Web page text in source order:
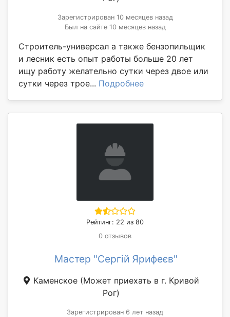
Зарегистрирован 10 месяцев назад
Был на сайте 10 месяцев назад
Строитель-универсал а также бензопильщик
и лесник есть опыт работы больше 20 лет
ищу работу желательно сутки через двое или
сутки через трое... Подробнее
Рейтинг: 22 из 80
0 отзывов
Мастер "Сергій Ярифеєв"
Каменское (Может приехать в г. Кривой
Рог)
Зарегистрирован 6 лет назад